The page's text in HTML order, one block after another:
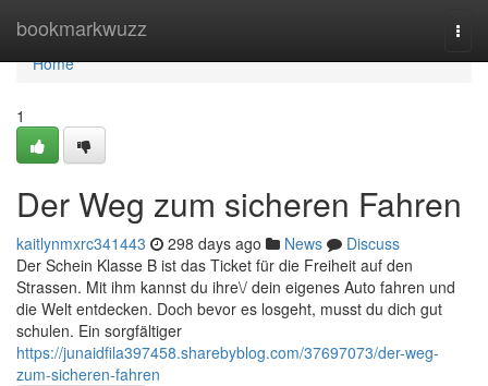
bookmarkwuzz
Home
Home
1
Der Weg zum sicheren Fahren
kaitlynmxrc341443 298 days ago News
Discuss
Der Schein Klasse B ist das Ticket für die Freiheit auf den
Strassen. Mit ihm kannst du ihre\/ dein eigenes Auto fahren und
die Welt entdecken. Doch bevor es losgeht, musst du dich gut
schulen. Ein sorgfältiger
https://junaidfila397458.sharebyblog.com/37697073/der-weg-
zum-sicheren-fahren